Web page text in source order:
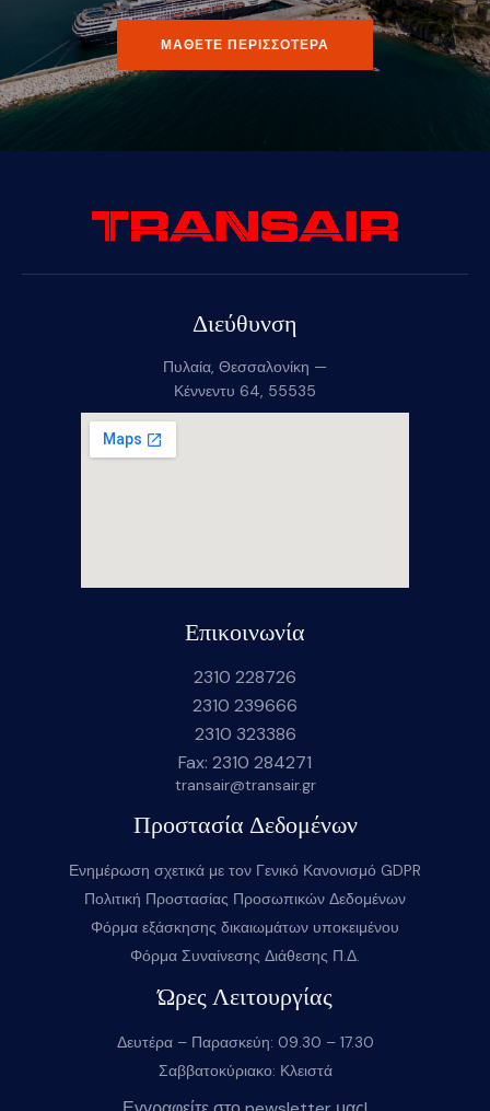
ΜΑΘΕΤΕ ΠΕΡΙΣΣΟΤΕΡΑ
Διεύθυνση
Πυλαία, Θεσσαλονίκη —
Κέννεντυ 64, 55535
Επικοινωνία
2310 228726
2310 239666
2310 323386
Fax: 2310 284271
transair@transair.gr
Προστασία Δεδομένων
Ενημέρωση σχετικά με τον Γενικό Κανονισμό GDPR
Πολιτική Προστασίας Προσωπικών Δεδομένων
Φόρμα εξάσκησης δικαιωμάτων υποκειμένου
Φόρμα Συναίνεσης Διάθεσης Π.Δ.
Ώρες Λειτουργίας
Δευτέρα – Παρασκεύη: 09.30 – 17.30
Σαββατοκύριακο: Κλειστά